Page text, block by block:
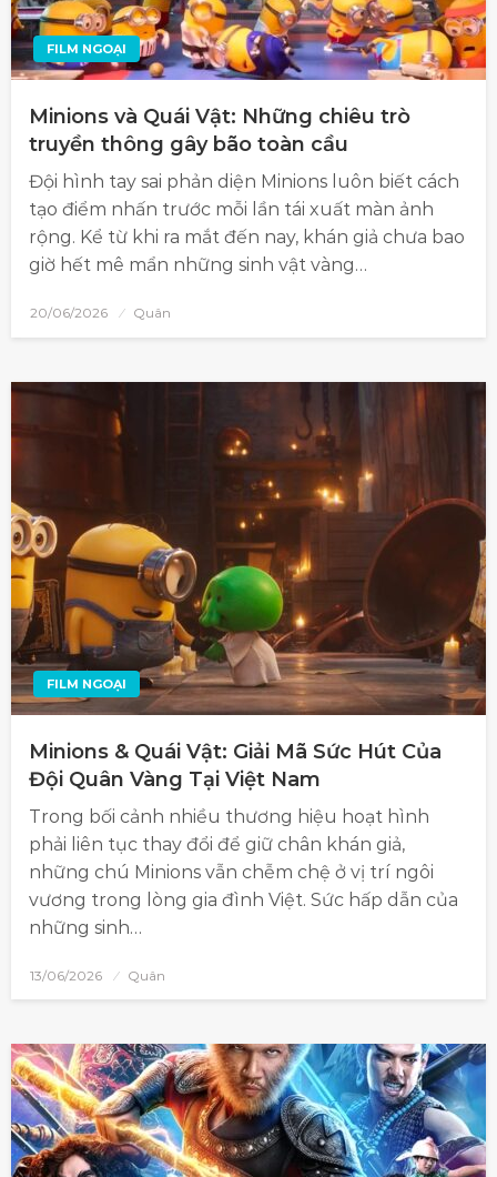
FILM NGOẠI
Minions và Quái Vật: Những chiêu trò
truyền thông gây bão toàn cầu
Đội hình tay sai phản diện Minions luôn biết cách
tạo điểm nhấn trước mỗi lần tái xuất màn ảnh
rộng. Kể từ khi ra mắt đến nay, khán giả chưa bao
giờ hết mê mẩn những sinh vật vàng…
20/06/2026 Quân
FILM NGOẠI
Minions & Quái Vật: Giải Mã Sức Hút Của
Đội Quân Vàng Tại Việt Nam
Trong bối cảnh nhiều thương hiệu hoạt hình
phải liên tục thay đổi để giữ chân khán giả,
những chú Minions vẫn chễm chệ ở vị trí ngôi
vương trong lòng gia đình Việt. Sức hấp dẫn của
những sinh…
13/06/2026 Quân